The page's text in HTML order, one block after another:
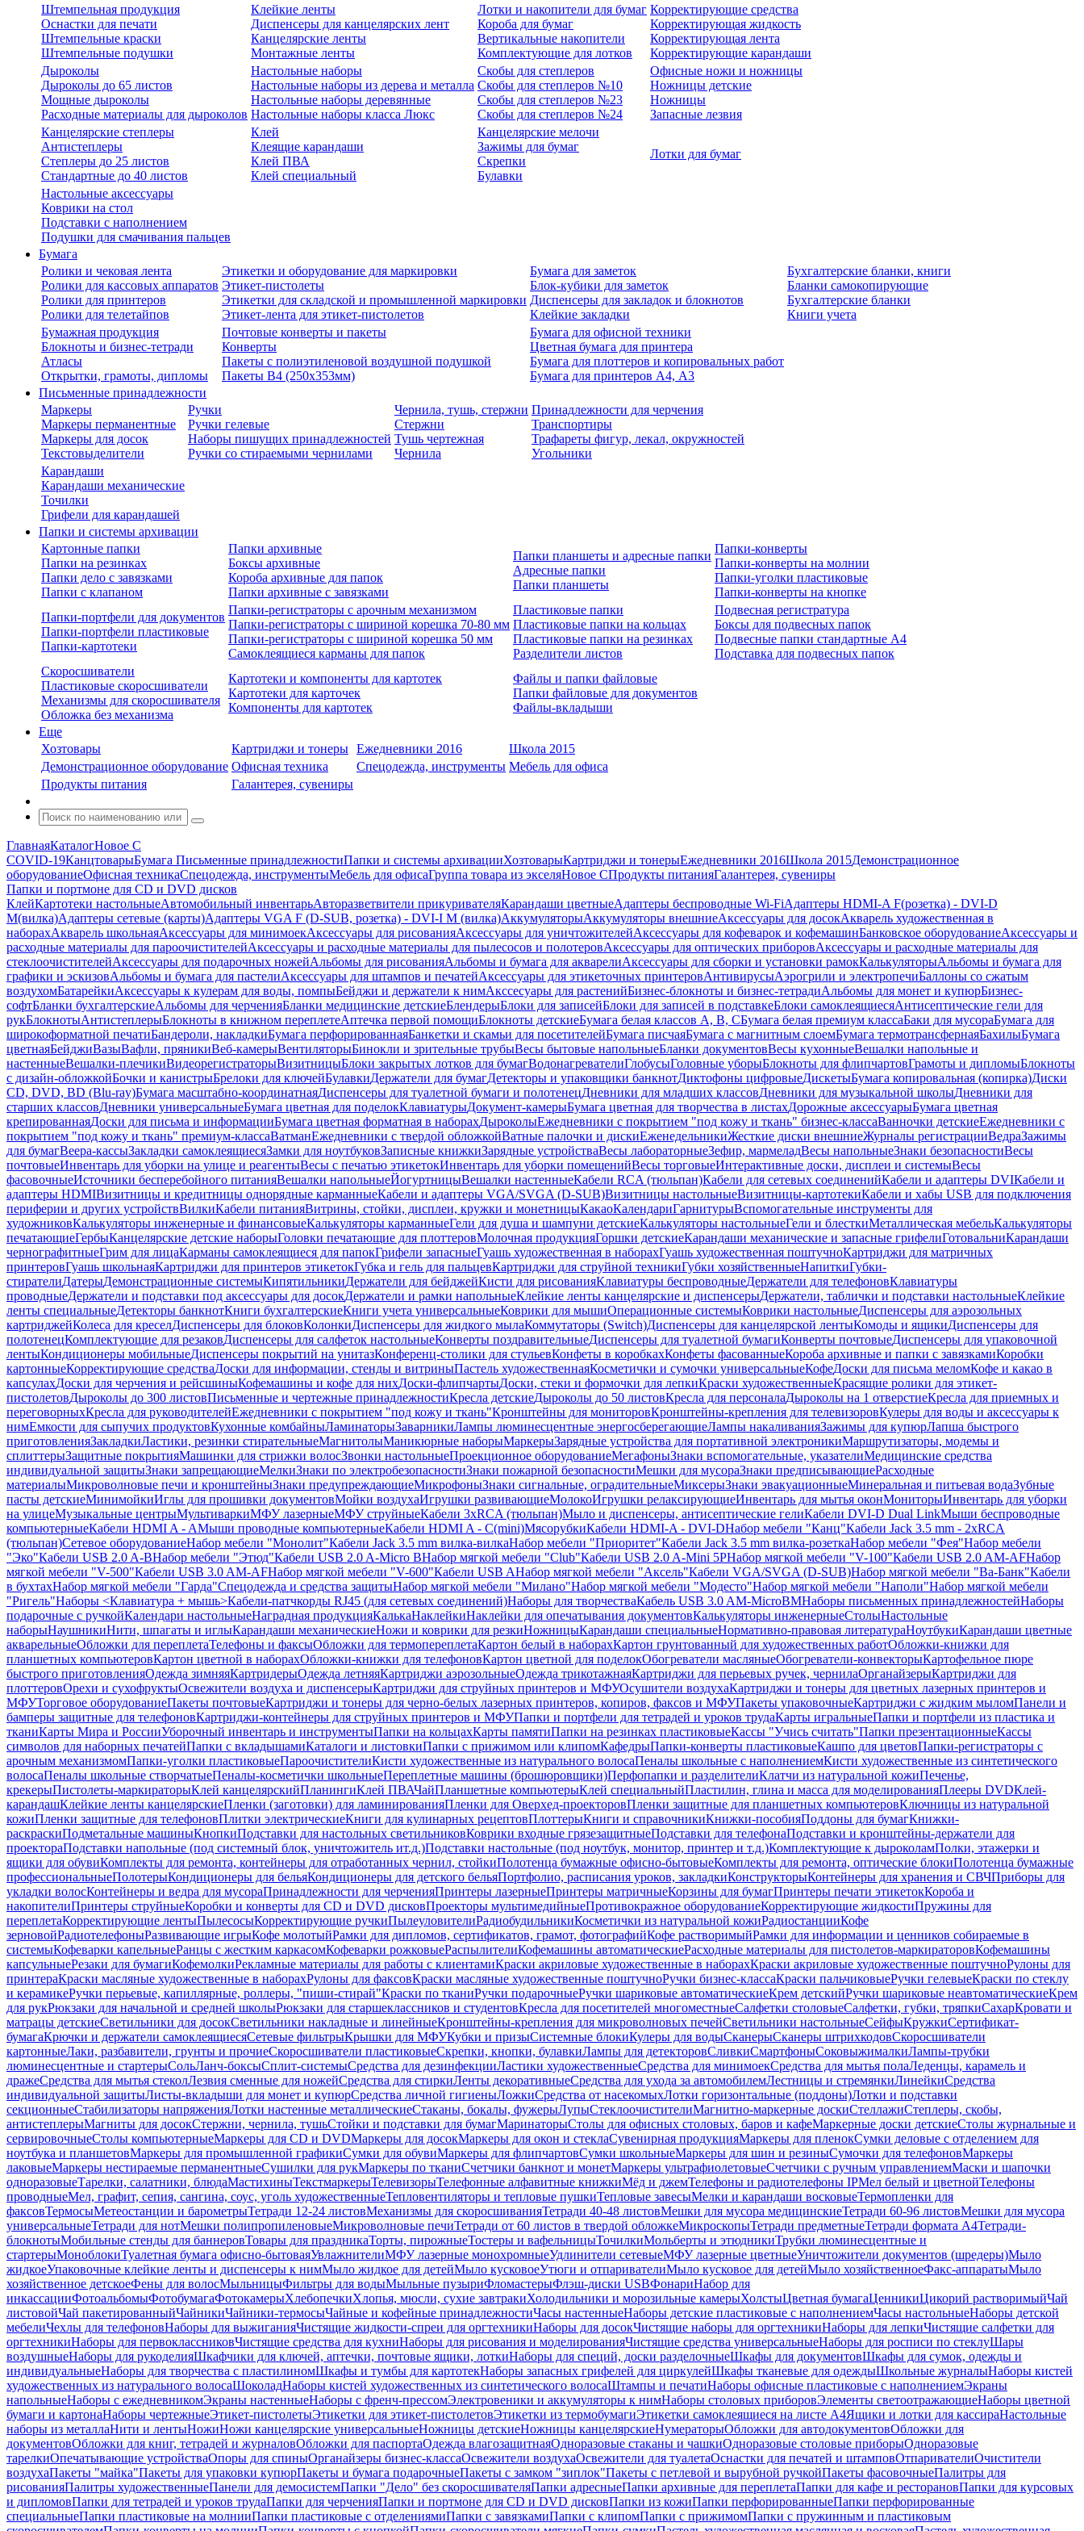
Штемпельная продукция
Оснастки для печати
Штемпельные краски
Штемпельные подушки
Клейкие ленты
Диспенсеры для канцелярских лент
Канцелярские ленты
Монтажные ленты
Лотки и накопители для бумаг
Короба для бумаг
Вертикальные накопители
Комплектующие для лотков
Корректирующие средства
Корректирующая жидкость
Корректирующая лента
Корректирующие карандаши
Дыроколы
Дыроколы до 65 листов
Мощные дыроколы
Расходные материалы для дыроколов
Настольные наборы
Настольные наборы из дерева и металла
Настольные наборы деревянные
Настольные наборы класса Люкс
Скобы для степлеров
Скобы для степлеров №10
Скобы для степлеров №23
Скобы для степлеров №24
Офисные ножи и ножницы
Ножницы детские
Ножницы
Запасные лезвия
Канцелярские степлеры
Антистеплеры
Степлеры до 25 листов
Стандартные до 40 листов
Клей
Клеящие карандаши
Клей ПВА
Клей специальный
Канцелярские мелочи
Зажимы для бумаг
Скрепки
Булавки
Лотки для бумаг
Настольные аксессуары
Коврики на стол
Подставки с наполнением
Подушки для смачивания пальцев
Бумага
Ролики и чековая лента
Ролики для кассовых аппаратов
Ролики для принтеров
Ролики для телетайпов
Этикетки и оборудование для маркировки
Этикет-пистолеты
Этикетки для складской и промышленной маркировки
Этикет-лента для этикет-пистолетов
Бумага для заметок
Блок-кубики для заметок
Диспенсеры для закладок и блокнотов
Клейкие закладки
Бухгалтерские бланки, книги
Бланки самокопирующие
Бухгалтерские бланки
Книги учета
Бумажная продукция
Блокноты и бизнес-тетради
Атласы
Открытки, грамоты, дипломы
Почтовые конверты и пакеты
Конверты
Пакеты с полиэтиленовой воздушной подушкой
Пакеты В4 (250х353мм)
Бумага для офисной техники
Цветная бумага для принтера
Бумага для плоттеров и копировальных работ
Бумага для принтеров А4, А3
Письменные принадлежности
Маркеры
Маркеры перманентные
Маркеры для досок
Текстовыделители
Ручки
Ручки гелевые
Наборы пишущих принадлежностей
Ручки со стираемыми чернилами
Чернила, тушь, стержни
Стержни
Тушь чертежная
Чернила
Принадлежности для черчения
Транспортиры
Трафареты фигур, лекал, окружностей
Угольники
Карандаши
Карандаши механические
Точилки
Грифели для карандашей
Папки и системы архивации
Картонные папки
Папки на резинках
Папки дело с завязками
Папки с клапаном
Папки архивные
Боксы архивные
Короба архивные для папок
Папки архивные с завязками
Папки планшеты и адресные папки
Адресные папки
Папки планшеты
Папки-конверты
Папки-конверты на молнии
Папки-уголки пластиковые
Папки-конверты на кнопке
Папки-портфели для документов
Папки-портфели пластиковые
Папки-картотеки
Папки-регистраторы с арочным механизмом
Папки-регистраторы с шириной корешка 70-80 мм
Папки-регистраторы с шириной корешка 50 мм
Самоклеящиеся карманы для папок
Пластиковые папки
Пластиковые папки на кольцах
Пластиковые папки на резинках
Разделители листов
Подвесная регистратура
Боксы для подвесных папок
Подвесные папки стандартные А4
Подставка для подвесных папок
Скоросшиватели
Пластиковые скоросшиватели
Механизмы для скоросшивателя
Обложка без механизма
Картотеки и компоненты для картотек
Картотеки для карточек
Компоненты для картотек
Файлы и папки файловые
Папки файловые для документов
Файлы-вкладыши
Еще
Хозтовары
Картриджи и тонеры Ежедневники 2016
Школа 2015
Демонстрационное оборудование Офисная техника Спецодежда, инструменты Мебель для офиса
Продукты питания
Галантерея, сувениры
ГлавнаяКаталогНовое С
COVID-19КанцтоварыБумага Письменные принадлежностиПапки и системы архивацииХозтоварыКартриджи и тонерыЕжедневники 2016Школа 2015Демонстрационное
оборудованиеОфисная техникаСпецодежда, инструментыМебель для офисаГруппа товара из экселяНовое СПродукты питанияГалантерея, сувениры
Папки и портмоне для CD и DVD дисков
КлейКартотеки настольныеАвтомобильный инвентарьАвторазветвители прикуривателяКарандаши цветныеАдаптеры беспроводные Wi-FiАдаптеры HDMI-A F(розетка) - DVI-D
M(вилка)Адаптеры сетевые (карты)Адаптеры VGA F (D-SUB, розетка) - DVI-I M (вилка)АккумуляторыАккумуляторы внешниеАксессуары для досокАкварель художественная в
наборахАкварель школьнаяАксессуары для минимоекАксессуары для рисованияАксессуары для уничтожителейАксессуары для кофеварок и кофемашинБанковское оборудованиеАксессуары и
расходные материалы для пароочистителейАксессуары и расходные материалы для пылесосов и полотеровАксессуары для оптических приборовАксессуары и расходные материалы для
стеклоочистителейАксессуары для подарочных ножейАльбомы для рисованияАльбомы и бумага для акварелиАксессуары для сборки и установки рамокКалькуляторыАльбомы и бумага для
графики и эскизовАльбомы и бумага для пастелиАксессуары для штампов и печатейАксессуары для этикеточных принтеровАнтивирусыАэрогрили и электропечиБаллоны со сжатым
воздухомБатарейкиАксессуары к кулерам для воды, помпыБейджи и держатели к нимАкссесуары для растенийБизнес-блокноты и бизнес-тетрадиАльбомы для монет и купюрБизнес-
софтБланки бухгалтерскиеАльбомы для черченияБланки медицинские детскиеБлендерыБлоки для записейБлоки для записей в подставкеБлоки самоклеящиесяАнтисептические гели для
рукБлокнотыАнтистеплерыБлокноты в книжном переплетеАптечка первой помощиБлокноты детскиеБумага белая классов А, В, СБумага белая премиум классаБаки для мусораБумага для
широкоформатной печатиБандероли, накладкиБумага перфорированнаяБанкетки и скамьи для посетителейБумага писчаяБумага с магнитным слоемБумага термотрансфернаяБахилыБумага
цветнаяБейджиВазыВафли, пряникиВеб-камерыВентиляторыБинокли и зрительные трубыВесы бытовые напольныеБланки документовВесы кухонныеВешалки напольные и
настенныеВешалки-плечикиВидеорегистраторыВизитницыБлоки закрытых лотков для бумагВодонагревателиГлобусыГоловные уборыБлокноты для флипчартовГрамоты и дипломыБлокноты
с дизайн-обложкойБочки и канистрыБрелоки для ключейБулавкиДержатели для бумагДетекторы и упаковщики банкнотДиктофоны цифровыеДискетыБумага копировальная (копирка)Диски
CD, DVD, BD (Blu-ray)Бумага масштабно-координатнаяДиспенсеры для туалетной бумаги и полотенецДневники для младших классовДневники для музыкальной школыДневники для
старших классовДневники универсальныеБумага цветная для поделокКлавиатурыДокумент-камерыБумага цветная для творчества в листахДорожные аксессуарыБумага цветная
крепированнаяДоски для письма и информацииБумага цветная форматная в наборахДыроколыЕжедневники с покрытием "под кожу и ткань" бизнес-классаВанночки детскиеЕжедневники с
покрытием "под кожу и ткань" премиум-классаВатманЕжедневники с твердой обложкойВатные палочки и дискиЕженедельникиЖесткие диски внешниеЖурналы регистрацииВедраЗажимы
для бумагВеера-кассыЗакладки самоклеящиесяЗамки для ноутбуковЗаписные книжкиЗарядные устройстваВесы лабораторныеЗефир, мармеладВесы напольныеЗнаки безопасностиВесы
почтовыеИнвентарь для уборки на улице и реагентыВесы с печатью этикетокИнвентарь для уборки помещенийВесы торговыеИнтерактивные доски, дисплеи и системыВесы
фасовочныеИсточники бесперебойного питанияВешалки напольныеЙогуртницыВешалки настенныеКабели RCA (тюльпан)Кабели для сетевых соединенийКабели и адаптеры DVIКабели и
адаптеры HDMIВизитницы и кредитницы однорядные карманныеКабели и адаптеры VGA/SVGA (D-SUB)Визитницы настольныеВизитницы-картотекиКабели и хабы USB для подключения
периферии и других устройствВилкиКабели питанияВитрины, стойки, дисплеи, кружки и монетницыКакаоКалендариГарнитурыВспомогательные инструменты для
художниковКалькуляторы инженерные и финансовыеКалькуляторы карманныеГели для душа и шампуни детскиеКалькуляторы настольныеГели и блесткиМеталлическая мебельКалькуляторы
печатающиеГербыКанцелярские детские наборыГоловки печатающие для плоттеровМолочная продукцияГоршки детскиеКарандаши механические и запасные грифелиГотовальниКарандаши
чернографитныеГрим для лицаКарманы самоклеящиеся для папокГрифели запасныеГуашь художественная в наборахГуашь художественная поштучноКартриджи для матричных
принтеровГуашь школьнаяКартриджи для принтеров этикетокГубка и гель для пальцевКартриджи для струйной техникиГубки хозяйственныеНапиткиГубки-
стирателиДатерыДемонстрационные системыКипятильникиДержатели для бейджейКисти для рисованияКлавиатуры беспроводныеДержатели для телефоновКлавиатуры
проводныеДержатели и подставки под аксессуары для досокДержатели и рамки напольныеКлейкие ленты канцелярские и диспенсерыДержатели, таблички и подставки настольныеКлейкие
ленты специальныеДетекторы банкнотКниги бухгалтерскиеКниги учета универсальныеКоврики для мышиОперационные системыКоврики настольныеДиспенсеры для аэрозольных
картриджейКолеса для креселДиспенсеры для блоковКолонкиДиспенсеры для жидкого мылаКоммутаторы (Switch)Диспенсеры для канцелярской лентыКомоды и ящикиДиспенсеры для
полотенецКомплектующие для резаковДиспенсеры для салфеток настольныеКонверты поздравительныеДиспенсеры для туалетной бумагиКонверты почтовыеДиспенсеры для упаковочной
лентыКондиционеры мобильныеДиспенсеры покрытий на унитазКонференц-столики для стульевКонфеты в коробкахКонфеты фасованныеКороба архивные и папки с завязкамиКоробки
картонныеКорректирующие средстваДоски для информации, стенды и витриныПастель художественнаяКосметички и сумочки универсальныеКофеДоски для письма меломКофе и какао в
капсулахДоски для черчения и рейсшиныКофемашины и кофе для нихДоски-флипчартыДоски, стеки и формочки для лепкиКраски художественныеКрасящие ролики для этикет-
пистолетовДыроколы до 300 листовПисьменные и чертежные принадлежностиКресла детскиеДыроколы до 50 листовКресла для персоналаДыроколы на 1 отверстиеКресла для приемных и
переговорныхКресла для руководителейЕжедневники с покрытием "под кожу и ткань"Кронштейны для мониторовКронштейны-крепления для телевизоровКулеры для воды и аксессуары к
нимЕмкости для сыпучих продуктовКухонные комбайныЛаминаторыЗаварникиЛампы люминесцентные энергосберегающиеЛампы накаливанияЗажимы для купюрЛапша быстрого
приготовленияЗакладкиЛастики, резинки стирательныеМагнитолыМаникюрные наборыМаркерыЗарядные устройства для портативной электроникиМаршрутизаторы, модемы и
сплиттерыЗащитные покрытияМашинки для стрижки волосЗвонки настольныеПроекционное оборудованиеМегафоныЗнаки вспомогательные, указателиМедицинские средства
индивидуальной защитыЗнаки запрещающиеМелкиЗнаки по электробезопасностиЗнаки пожарной безопасностиМешки для мусораЗнаки предписывающиеРасходные
материалыМикроволновые печи и кронштейныЗнаки предупреждающиеМикрофоныЗнаки сигнальные, оградительныеМиксерыЗнаки эвакуационныеМинеральная и питьевая водаЗубные
пасты детскиеМинимойкиИглы для прошивки документовМойки воздухаИгрушки развивающиеМолокоИгрушки релаксирующиеИнвентарь для мытья оконМониторыИнвентарь для уборки
на улицеМузыкальные центрыМультиваркиМФУ лазерныеМФУ струйныеКабели 3xRCA (тюльпан)Мыло и диспенсеры, антисептические гелиКабели DVI-D Dual LinkМыши беспроводные
компьютерныеКабели HDMI A - AМыши проводные компьютерныеКабели HDMI A - C(mini)МясорубкиКабели HDMI-A - DVI-DНабор мебели "Канц"Кабели Jack 3.5 mm - 2xRCA
(тюльпан)Сетевое оборудованиеНабор мебели "Монолит"Кабели Jack 3.5 mm вилка-вилкаНабор мебели "Приоритет"Кабели Jack 3.5 mm вилка-розеткаНабор мебели "Фея"Набор мебели
"Эко"Кабели USB 2.0 A-BНабор мебели "Этюд"Кабели USB 2.0 A-Micro BНабор мягкой мебели "Club"Кабели USB 2.0 A-Mini 5PНабор мягкой мебели "V-100"Кабели USB 2.0 AM-AFНабор
мягкой мебели "V-500"Кабели USB 3.0 AM-AFНабор мягкой мебели "V-600"Кабели USB AНабор мягкой мебели "Аксель"Кабели VGA/SVGA (D-SUB)Набор мягкой мебели "Ва-Банк"Кабели
в бухтахНабор мягкой мебели "Гарда"Спецодежда и средства защитыНабор мягкой мебели "Милано"Набор мягкой мебели "Модесто"Набор мягкой мебели "Наполи"Набор мягкой мебели
"Ригель"Наборы <Клавиатура + мышь>Кабели-патчкорды RJ45 (для сетевых соединений)Наборы для творчестваКабель USB 3.0 AM-MicroBMНаборы письменных принадлежностейНаборы
подарочные с ручкойКалендари настольныеНаградная продукцияКалькаНаклейкиНаклейки для опечатывания документовКалькуляторы инженерныеСтолыНастольные
наборыНаушникиНити, шпагаты и иглыКарандаши механическиеНожи и коврики для резкиНожницыКарандаши специальныеНормативно-правовая литератураНоутбукиКарандаши цветные
акварельныеОбложки для переплетаТелефоны и факсыОбложки для термопереплетаКартон белый в наборахКартон грунтованный для художественных работОбложки-книжки для
планшетных компьютеровКартон цветной в наборахОбложки-книжки для телефоновКартон цветной для поделокОбогреватели масляныеОбогреватели-конвекторыКартофельное пюре
быстрого приготовленияОдежда зимняяКартридерыОдежда летняяКартриджи аэрозольныеОдежда трикотажнаяКартриджи для перьевых ручек, чернилаОрганайзерыКартриджи для
плоттеровОрехи и сухофруктыОсвежители воздуха и диспенсерыКартриджи для струйных принтеров и МФУОсушители воздухаКартриджи и тонеры для цветных лазерных принтеров и
МФУТорговое оборудованиеПакеты почтовыеКартриджи и тонеры для черно-белых лазерных принтеров, копиров, факсов и МФУПакеты упаковочныеКартриджи с жидким мыломПанели и
бамперы защитные для телефоновКартриджи-контейнеры для струйных принтеров и МФУПапки и портфели для тетрадей и уроков трудаКарты игральныеПапки и портфели из пластика и
тканиКарты Мира и РоссииУборочный инвентарь и инструментыПапки на кольцахКарты памятиПапки на резинках пластиковыеКассы "Учись считать"Папки презентационныеКассы
символов для наборных печатейПапки с вкладышамиКаталоги и листовкиПапки с прижимом или клипомКафедрыПапки-конверты пластиковыеКашпо для цветовПапки-регистраторы с
арочным механизмомПапки-уголки пластиковыеПароочистителиКисти художественные из натурального волосаПеналы школьные с наполнениемКисти художественные из синтетического
волосаПеналы школьные створчатыеПеналы-косметички школьныеПереплетные машины (брошюровщики)Перфопапки и разделителиКлатчи из натуральной кожиПеченье,
крекерыПистолеты-маркираторыКлей канцелярскийПланингиКлей ПВАЧайПланшетные компьютерыКлей специальныйПластилин, глина и масса для моделированияПлееры DVDКлей-
карандашКлейкие ленты канцелярскиеПленки (заготовки) для ламинированияПленки для Оверхед-проекторовПленки защитные для планшетных компьютеровКлючницы из натуральной
кожиПленки защитные для телефоновПлитки электрическиеКниги для кулинарных рецептовПлоттерыКниги и справочникиКнижки-пособияПоддоны для бумагКнижки-
раскраскиПодметальные машиныКнопкиПодставки для настольных светильниковКоврики входные грязезащитныеПодставки для телефонаПодставки и кронштейны-держатели для
проектораПодставки напольные (под системный блок, уничтожитель ит.д.)Подставки настольные (под ноутбук, монитор, принтер и т.д.)Комплектующие к дыроколамПолки, этажерки и
ящики для обувиКомплекты для ремонта, контейнеры для отработанных чернил, стойкиПолотенца бумажные офисно-бытовыеКомплекты для ремонта, оптические блокиПолотенца бумажные
профессиональныеПолотерыКондиционеры для бельяКондиционеры для детского бельяПортфолио, расписания уроков, закладкиКонструкторыКонтейнеры для хранения и СВЧПриборы для
укладки волосКонтейнеры и ведра для мусораПринадлежности для черченияПринтеры лазерныеПринтеры матричныеКорзины для бумагПринтеры печати этикетокКороба и
накопителиПринтеры струйныеКоробки и конверты для CD и DVD дисковПроекторы мультимедийныеПротивокражное оборудованиеКорректирующие жидкостиПружины для
переплетаКорректирующие лентыПылесосыКорректирующие ручкиПылеуловителиРадиобудильникиКосметички из натуральной кожиРадиостанцииКофе
зерновойРадиотелефоныРазвивающие игрыКофе молотыйРамки для дипломов, сертификатов, грамот, фотографийКофе растворимыйРамки для информации и ценников собираемые в
системыКофеварки капельныеРанцы с жестким каркасомКофеварки рожковыеРаспылителиКофемашины автоматическиеРасходные материалы для пистолетов-маркираторовКофемашины
капсульныеРезаки для бумагиКофемолкиРекламные материалы для работы с клиентамиКраски акриловые художественные в наборахКраски акриловые художественные поштучноРулоны для
принтераКраски масляные художественные в наборахРулоны для факсовКраски масляные художественные поштучноРучки бизнес-классаКраски пальчиковыеРучки гелевыеКраски по стеклу
и керамикеРучки перьевые, капиллярные, роллеры, "пиши-стирай"Краски по тканиРучки подарочныеРучки шариковые автоматическиеКрем детскийРучки шариковые неавтоматическиеКрем
для рукРюкзаки для начальной и средней школыРюкзаки для старшеклассников и студентовКресла для посетителей многоместныеСалфетки столовыеСалфетки, губки, тряпкиСахарКровати и
матрацы детскиеСветильники для досокСветильники накладные и линейныеКронштейны-крепления для микроволновых печейСветильники настольныеСейфыКружкиСертификат-
бумагаКрючки и держатели самоклеящиесяСетевые фильтрыКрышки для МФУКубки и призыСистемные блокиКулеры для водыСканерыСканеры штрихкодовСкоросшиватели
картонныеЛаки, разбавители, грунты и прочиеСкоросшиватели пластиковыеСкрепки, кнопки, булавкиЛампы для детекторовСливкиСмартфоныСоковыжималкиЛампы-трубки
люминесцентные и стартерыСольЛанч-боксыСплит-системыСредства для дезинфекцииЛастики художественныеСредства для минимоекСредства для мытья полаЛеденцы, карамель и
дражеСредства для мытья стеколЛезвия сменные для ножейСредства для стиркиЛенты декоративныеСредства для ухода за автомобилемЛестницы и стремянкиЛинейкиСредства
индивидуальной защитыЛисты-вкладыши для монет и купюрСредства личной гигиеныЛожкиСредства от насекомыхЛотки горизонтальные (поддоны)Лотки и подставки
секционныеСтабилизаторы напряженияЛотки настенные металлическиеСтаканы, бокалы, фужерыЛупыСтеклоочистителиМагнитно-маркерные доскиСтеллажиСтеплеры, скобы,
антистеплерыМагниты для досокСтержни, чернила, тушьСтойки и подставки для бумагМаринаторыСтолы для офисных столовых, баров и кафеМаркерные доски детскиеСтолы журнальные и
сервировочныеСтолы компьютерныеМаркеры для CD и DVDМаркеры для досокМаркеры для окон и стеклаСувенирная продукцияМаркеры для пленокСумки деловые с отделением для
ноутбука и планшетовМаркеры для промышленной графикиСумки для обувиМаркеры для флипчартовСумки школьныеМаркеры для шин и резиныСумочки для телефоновМаркеры
лаковыеМаркеры нестираемые перманентныеСушилки для рукМаркеры по тканиСчетчики банкнот и монетМаркеры ультрафиолетовыеСчетчики с ручным управлениемМаски и шапочки
одноразовыеТарелки, салатники, блюдаМастихиныТекстмаркерыТелевизорыТелефонные алфавитные книжкиМёд и джемТелефоны и радиотелефоны IPМел белый и цветнойТелефоны
проводныеМел, графит, сепия, сангина, соус, уголь художественныеТепловентиляторы и тепловые пушкиТепловые завесыМелки и карандаши восковыеТермопленки для
факсовТермосыМетеостанции и барометрыТетради 12-24 листовМеханизмы для скоросшиванияТетради 40-48 листовМешки для мусора медицинскиеТетради 60-96 листовМешки для мусора
универсальныеТетради для нотМешки полипропиленовыеМикроволновые печиТетради от 60 листов в твердой обложкеМикроскопыТетради предметныеТетради формата А4Тетради-
блокнотыМобильные стенды для баннеровТовары для праздникаТорты, пирожныеТостеры и вафельницыТочилкиМольберты и этюдникиТрубки люминесцентные и
стартерыМоноблокиТуалетная бумага офисно-бытоваяУвлажнителиМФУ лазерные монохромныеУдлинители сетевыеМФУ лазерные цветныеУничтожители документов (шредеры)Мыло
жидкоеУпаковочные клейкие ленты и диспенсеры к нимМыло жидкое для детейМыло кусковоеУтюги и отпаривателиМыло кусковое для детейМыло хозяйственноеФакс-аппаратыМыло
хозяйственное детскоеФены для волосМыльницыФильтры для водыМыльные пузыриФломастерыФлэш-диски USBФонариНабор для
инкассацииФотоальбомыФотобумагаФотокамерыХлебопечкиХлопья, мюсли, сухие завтракиХолодильники и морозильные камерыХолстыЦветная бумагаЦенникиЦикорий растворимыйЧай
листовойЧай пакетированныйЧайникиЧайники-термосыЧайные и кофейные принадлежностиЧасы настенныеНаборы детские пластиковые с наполнениемЧасы настольныеНаборы детской
мебелиЧехлы для телефоновНаборы для выжиганияЧистящие жидкости-спреи для оргтехникиНаборы для досокЧистящие наборы для оргтехникиНаборы для лепкиЧистящие салфетки для
оргтехникиНаборы для первоклассниковЧистящие средства для кухниНаборы для рисования и моделированияЧистящие средства универсальныеНаборы для росписи по стеклуШары
воздушныеНаборы для рукоделияШкафчики для ключей, аптечки, почтовые ящики, лоткиНаборы для специй, доски разделочныеШкафы для документовШкафы для сумок, одежды и
индивидуальныеНаборы для творчества с пластилиномШкафы и тумбы для картотекНаборы запасных грифелей для циркулейШкафы тканевые для одеждыШкольные журналыНаборы кистей
художественных из натурального волосаШоколадНаборы кистей художественных из синтетического волосаШтампы и печатиНаборы офисные пластиковые с наполнениемЭкраны
напольныеНаборы с ежедневникомЭкраны настенныеНаборы с френч-прессомЭлектровеники и аккумуляторы к нимНаборы столовых приборовЭлементы светоотражающиеНаборы цветной
бумаги и картонаНаборы чертежныеЭтикет-пистолетыЭтикетки для этикет-пистолетовЭтикетки из термобумагиЭтикетки самоклеящиеся на листе А4Ящики и лотки для кассираНастольные
наборы из металлаНити и лентыНожиНожи канцелярские универсальныеНожницы детскиеНожницы канцелярскиеНумераторыОбложки для автодокументовОбложки для
документовОбложки для книг, тетрадей и журналовОбложки для паспортаОдежда влагозащитнаяОдноразовые стаканы и чашкиОдноразовые столовые приборыОдноразовые
тарелкиОпечатывающие устройстваОпоры для спиныОрганайзеры бизнес-классаОсвежители воздухаОсвежители для туалетаОснастки для печатей и штамповОтпаривателиОчистители
воздухаПакеты "майка"Пакеты для упаковки купюрПакеты и бумага подарочныеПакеты с замком "зиплок"Пакеты с петлевой и вырубной ручкойПакеты фасовочныеПалитры для
рисованияПалитры художественныеПанели для демосистемПапки "Дело" без скоросшивателяПапки адресныеПапки архивные для переплетаПапки для кафе и ресторановПапки для курсовых
и дипломовПапки для тетрадей и уроков трудаПапки для черченияПапки и портмоне для CD и DVD дисковПапки из кожиПапки перфорированныеПапки перфорированные
специальныеПапки пластиковые на молнииПапки пластиковые с отделениямиПапки с завязкамиПапки с клипомПапки с прижимомПапки с пружинным и пластиковым